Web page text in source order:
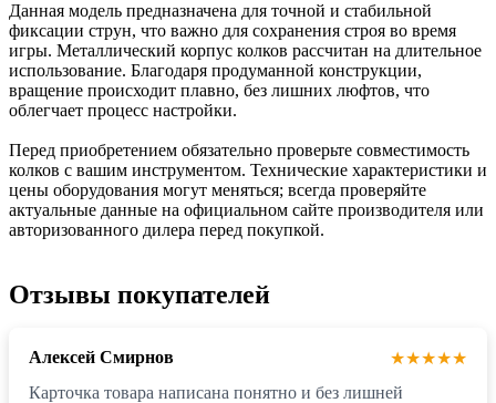
Данная модель предназначена для точной и стабильной
фиксации струн, что важно для сохранения строя во время
игры. Металлический корпус колков рассчитан на длительное
использование. Благодаря продуманной конструкции,
вращение происходит плавно, без лишних люфтов, что
облегчает процесс настройки.
Перед приобретением обязательно проверьте совместимость
колков с вашим инструментом. Технические характеристики и
цены оборудования могут меняться; всегда проверяйте
актуальные данные на официальном сайте производителя или
авторизованного дилера перед покупкой.
Отзывы покупателей
Алексей Смирнов
★★★★★
Карточка товара написана понятно и без лишней